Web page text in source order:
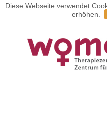
Diese Webseite verwendet
erhöhen.